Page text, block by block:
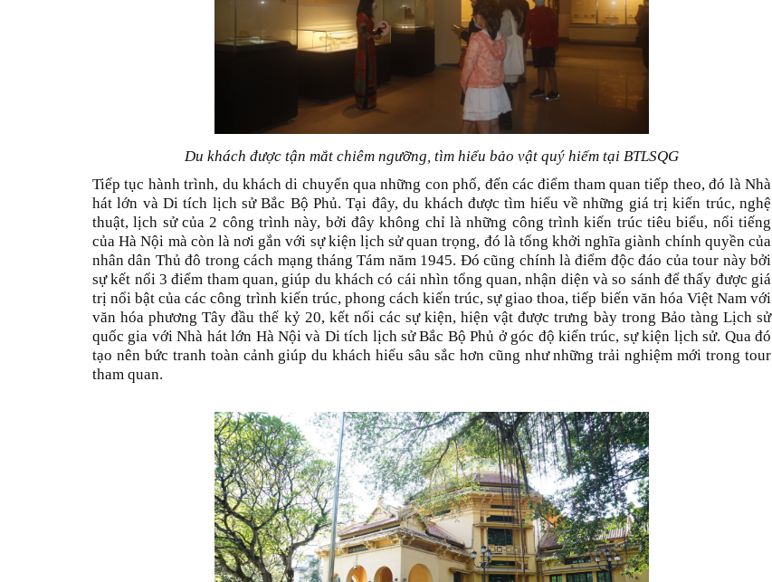
Du khách được tận mắt chiêm ngưỡng, tìm hiểu bảo vật quý hiếm tại BTLSQG
Tiếp tục hành trình, du khách di chuyển qua những con phố, đến các điểm tham quan tiếp theo, đó là Nhà
hát lớn và Di tích lịch sử Bắc Bộ Phủ. Tại đây, du khách được tìm hiểu về những giá trị kiến trúc, nghệ
thuật, lịch sử của 2 công trình này, bởi đây không chỉ là những công trình kiến trúc tiêu biểu, nổi tiếng
của Hà Nội mà còn là nơi gắn với sự kiện lịch sử quan trọng, đó là tổng khởi nghĩa giành chính quyền của
nhân dân Thủ đô trong cách mạng tháng Tám năm 1945. Đó cũng chính là điểm độc đáo của tour này bởi
sự kết nối 3 điểm tham quan, giúp du khách có cái nhìn tổng quan, nhận diện và so sánh để thấy được giá
trị nổi bật của các công trình kiến trúc, phong cách kiến trúc, sự giao thoa, tiếp biến văn hóa Việt Nam với
văn hóa phương Tây đầu thế kỷ 20, kết nối các sự kiện, hiện vật được trưng bày trong Bảo tàng Lịch sử
quốc gia với Nhà hát lớn Hà Nội và Di tích lịch sử Bắc Bộ Phủ ở góc độ kiến trúc, sự kiện lịch sử. Qua đó
tạo nên bức tranh toàn cảnh giúp du khách hiểu sâu sắc hơn cũng như những trải nghiệm mới trong tour
tham quan.